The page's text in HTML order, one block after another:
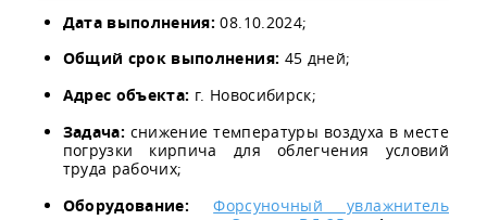
Дата выполнения: 08.10.2024;
Общий срок выполнения: 45 дней;
Адрес объекта: г. Новосибирск;
Задача: снижение температуры воздуха в месте
погрузки кирпича для облегчения условий
труда рабочих;
Оборудование:
Форсуночный увлажнитель